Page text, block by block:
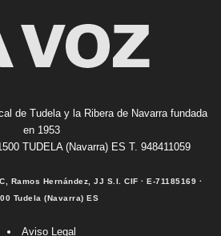
de Tudela y la Ribera de Navarra fundada
en 1953
TUDELA (Navarra) ES T. 948411059
Ramos Hernández, JJ S.I. CIF · E-71185169 ·
Tudela (Navarra) ES
Aviso Legal